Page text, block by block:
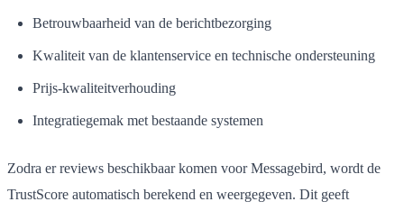
Betrouwbaarheid van de berichtbezorging
Kwaliteit van de klantenservice en technische ondersteuning
Prijs-kwaliteitverhouding
Integratiegemak met bestaande systemen
Zodra er reviews beschikbaar komen voor Messagebird, wordt de
TrustScore automatisch berekend en weergegeven. Dit geeft